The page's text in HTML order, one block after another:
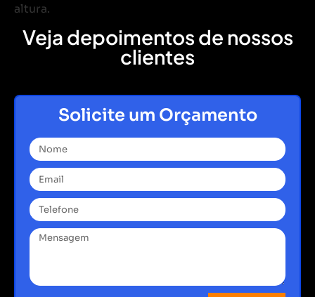
altura.
Veja depoimentos de nossos
clientes
Solicite um Orçamento